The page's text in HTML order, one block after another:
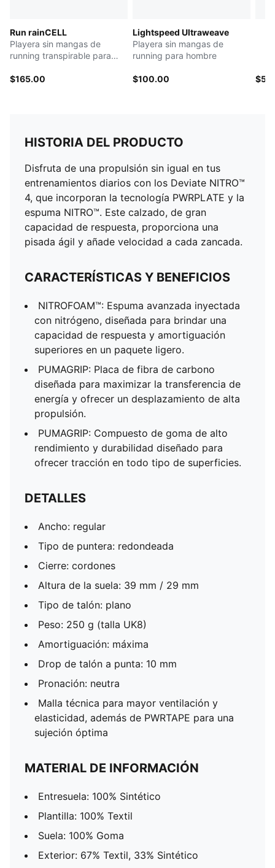
Run rainCELL
Playera sin mangas de
running transpirable para
$165.00
Lightspeed Ultraweave
Playera sin mangas de
running para hombre
$100.00
HISTORIA DEL PRODUCTO
Disfruta de una propulsión sin igual en tus
entrenamientos diarios con los Deviate NITRO™
4, que incorporan la tecnología PWRPLATE y la
espuma NITRO™. Este calzado, de gran
capacidad de respuesta, proporciona una
pisada ágil y añade velocidad a cada zancada.
CARACTERÍSTICAS Y BENEFICIOS
NITROFOAM™: Espuma avanzada inyectada
con nitrógeno, diseñada para brindar una
capacidad de respuesta y amortiguación
superiores en un paquete ligero.
PUMAGRIP: Placa de fibra de carbono
diseñada para maximizar la transferencia de
energía y ofrecer un desplazamiento de alta
propulsión.
PUMAGRIP: Compuesto de goma de alto
rendimiento y durabilidad diseñado para
ofrecer tracción en todo tipo de superficies.
DETALLES
Ancho: regular
Tipo de puntera: redondeada
Cierre: cordones
Altura de la suela: 39 mm / 29 mm
Tipo de talón: plano
Peso: 250 g (talla UK8)
Amortiguación: máxima
Drop de talón a punta: 10 mm
Pronación: neutra
Malla técnica para mayor ventilación y
elasticidad, además de PWRTAPE para una
sujeción óptima
MATERIAL DE INFORMACIÓN
Entresuela: 100% Sintético
Plantilla: 100% Textil
Suela: 100% Goma
Exterior: 67% Textil, 33% Sintético